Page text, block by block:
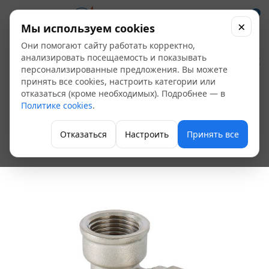
0
Водорозетка
обжимная 16х1/2" ВР
Valtec
VTm.354.N.001604
Фитинги для теплого пола
Мы используем cookies
Они помогают сайту работать корректно,
анализировать посещаемость и показывать
персонализированные предложения. Вы можете
принять все cookies, настроить категории или
отказаться (кроме необходимых). Подробнее — в
Политике cookies.
Отказаться Настроить Принять все
×